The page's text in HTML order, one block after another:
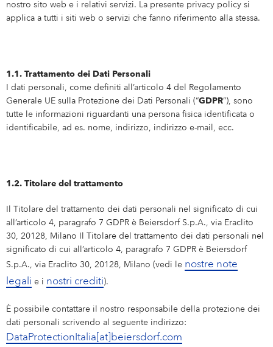
nostro sito web e i relativi servizi. La presente privacy policy si
applica a tutti i siti web o servizi che fanno riferimento alla stessa.
1.1. Trattamento dei Dati Personali
I dati personali, come definiti all’articolo 4 del Regolamento
Generale UE sulla Protezione dei Dati Personali (“GDPR”), sono
tutte le informazioni riguardanti una persona fisica identificata o
identificabile, ad es. nome, indirizzo, indirizzo e-mail, ecc.
1.2. Titolare del trattamento
Il Titolare del trattamento dei dati personali nel significato di cui
all’articolo 4, paragrafo 7 GDPR è Beiersdorf S.p.A., via Eraclito
30, 20128, Milano Il Titolare del trattamento dei dati personali nel
significato di cui all’articolo 4, paragrafo 7 GDPR è Beiersdorf
S.p.A., via Eraclito 30, 20128, Milano (vedi le nostre note
legali e i nostri crediti ).
È possibile contattare il nostro responsabile della protezione dei
dati personali scrivendo al seguente indirizzo:
DataProtectionItalia[at]beiersdorf.com